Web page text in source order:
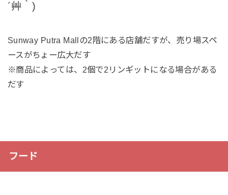
´艸｀)
Sunway Putra Mallの2階にある店舗だすが、売り場スペ
ースがちょー広大だす
※商品によっては、2個で2リンギットになる場合がある
だす
フード